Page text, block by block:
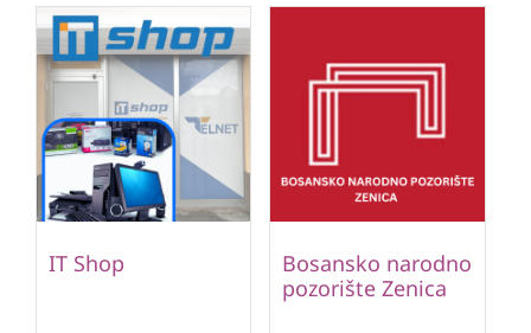
IT Shop
Bosansko narodno
pozorište Zenica